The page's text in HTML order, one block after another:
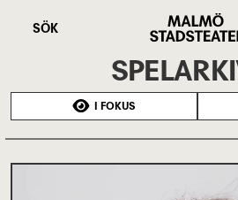
SÖK
Stadsteater
I FOKUS